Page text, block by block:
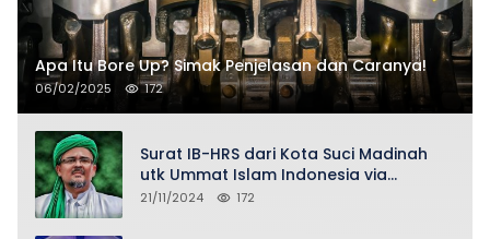
Apa Itu Bore Up? Simak Penjelasan dan Caranya!
06/02/2025 172
Surat IB-HRS dari Kota Suci Madinah
utk Ummat Islam Indonesia via
Penasihat DPP FPI Asy-Syeikh KH Buya
21/11/2024 172